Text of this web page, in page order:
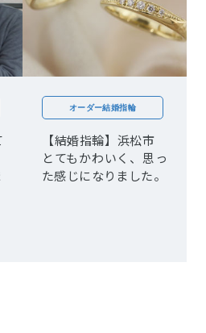
オーダー結婚指輪
【結婚指輪】浜松市
とてもかわいく、思っ
た感じになりました。